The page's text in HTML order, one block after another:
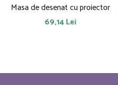
Masa de desenat cu proiector
69,14 Lei